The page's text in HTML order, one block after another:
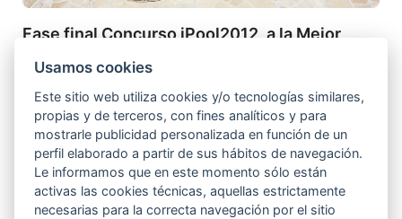
Fase final Concurso iPool2012, a la Mejor
Desde hace unos meses, estamos participando en el concurso que elige
la mejor piscina de europa según la revista Eurospapoolsnews. Se
presentaban hasta un total de 5 piscinas por empresa...Leer más
1 2 3 4 >
Usamos cookies
Este sitio web utiliza cookies y/o tecnologías similares,
propias y de terceros, con fines analíticos y para
mostrarle publicidad personalizada en función de un
perfil elaborado a partir de sus hábitos de navegación.
Le informamos que en este momento sólo están
activas las cookies técnicas, aquellas estrictamente
necesarias para la correcta navegación por el sitio